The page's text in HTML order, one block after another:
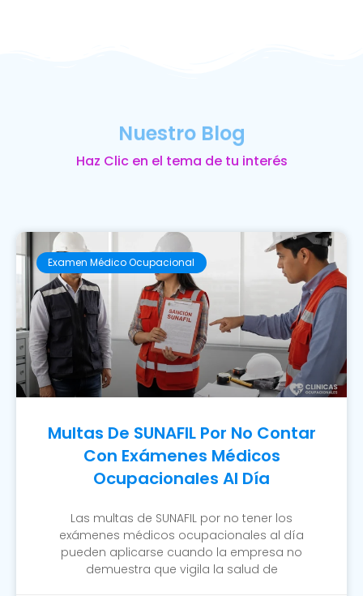
Nuestro Blog
Haz Clic en el tema de tu interés
Examen Médico Ocupacional
Multas De SUNAFIL Por No Contar
Con Exámenes Médicos
Ocupacionales Al Día
Las multas de SUNAFIL por no tener los
exámenes médicos ocupacionales al día
pueden aplicarse cuando la empresa no
demuestra que vigila la salud de